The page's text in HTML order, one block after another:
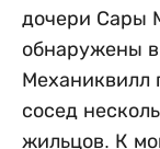
дочери Сары
обнаружены
Механиквилл
сосед
жильцов. К